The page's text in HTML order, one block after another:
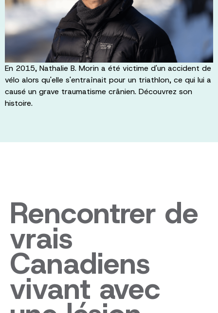
En 2015, Nathalie B. Morin a été victime d'un accident de
vélo alors qu'elle s'entraînait pour un triathlon, ce qui lui a
causé un grave traumatisme crânien. Découvrez son
histoire.
Rencontrer de
vrais
Canadiens
vivant avec